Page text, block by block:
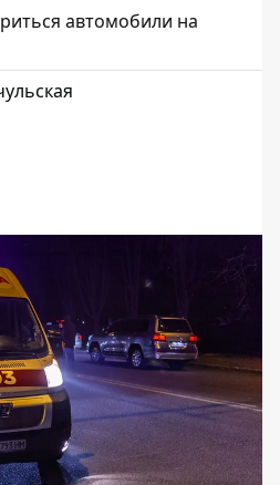
автомобили на